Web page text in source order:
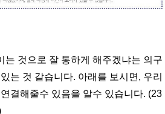
는 것으로 잘 통하게 해주겠냐는 의구
는 것 같습니다. 아래를 보시면, 우리
결해줄수 있음을 알수 있습니다. (23